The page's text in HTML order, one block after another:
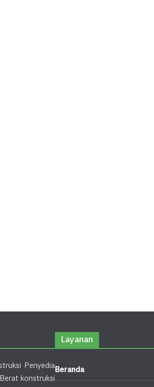
Penyedia
konstruksi
Layanan
Beranda